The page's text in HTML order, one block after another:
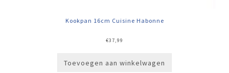
Kookpan 16cm Cuisine Habonne
€37,99
Toevoegen aan winkelwagen